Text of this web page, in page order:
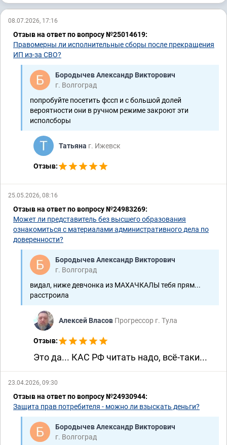
08.07.2026, 17:16
Отзыв на ответ по вопросу №25014619:
Правомерны ли исполнительные сборы после прекращения
ИП из-за СВО?
Бородычев Александр Викторович
г. Волгоград
попробуйте посетить фссп и с большой долей
вероятности они в ручном режиме закроют эти
исполсборы
Татьяна г. Ижевск
Отзыв:
25.05.2026, 08:16
Отзыв на ответ по вопросу №24983269:
Может ли представитель без высшего образования
ознакомиться с материалами административного дела по
доверенности?
Бородычев Александр Викторович
г. Волгоград
видал, ниже девчонка из МАХАЧКАЛЫ тебя прям...
расстроила
Алексей Власов Прогрессор г. Тула
Отзыв:
Это да... КАС РФ читать надо, всё-таки...
23.04.2026, 09:30
Отзыв на ответ по вопросу №24930944:
Защита прав потребителя - можно ли взыскать деньги?
Бородычев Александр Викторович
г. Волгоград